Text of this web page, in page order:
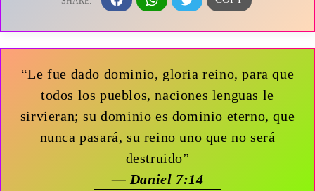
“Le fue dado dominio, gloria reino, para que
todos los pueblos, naciones lenguas le
sirvieran; su dominio es dominio eterno, que
nunca pasará, su reino uno que no será
destruido”
— Daniel 7:14